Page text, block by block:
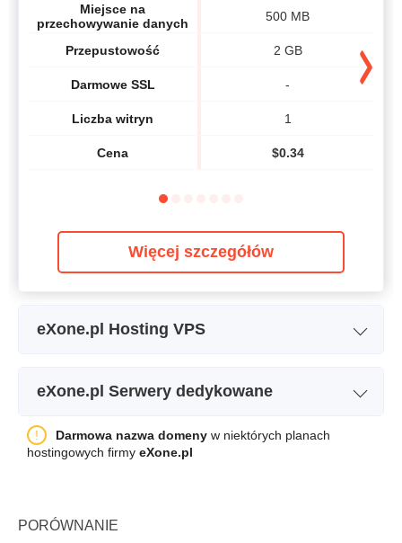
Miejsce na
przechowywanie danych
Przepustowość
Darmowe SSL
Liczba witryn
Cena
500 MB
2 GB
-
1
$0.34
Więcej szczegółów
eXone.pl Hosting VPS
Miejsce na
Przepustowość
1 TB
eXone.pl Serwery dedykowane
Nazwa planu
Miejsce na
Procesor
1
Darmowa nazwa domeny w niektórych planach
hostingowych firmy eXone.pl
PORÓWNANIE